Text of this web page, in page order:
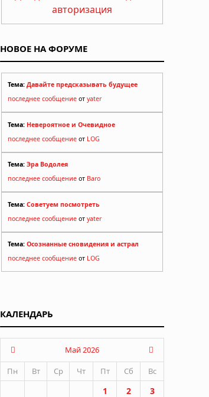
авторизация
НОВОЕ НА ФОРУМЕ
Тема: Давайте предсказывать будущее
последнее сообщение от yater
Тема: Невероятное и Очевидное
последнее сообщение от LOG
Тема: Эра Водолея
последнее сообщение от Baro
Тема: Советуем посмотреть
последнее сообщение от yater
Тема: Осознанные сновидения и астрал
последнее сообщение от LOG
КАЛЕНДАРЬ
Май 2026
Пн
Вт Ср Чт Пт Сб Вс
1 2
3